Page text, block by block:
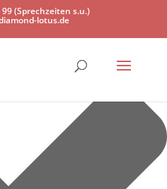
99 (Sprechzeiten s.u.)
lotus.de